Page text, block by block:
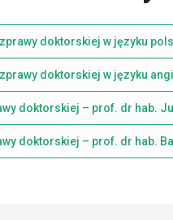
doktorskiej w języku
doktorskiej w języku
doktorskiej – prof. dr hab.
doktorskiej – prof. dr hab.